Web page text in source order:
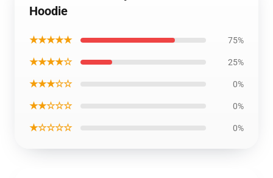
Hoodie
★★★★★ 75%
★★★★☆ 25%
★★★☆☆ 0%
★★☆☆☆ 0%
★☆☆☆☆ 0%